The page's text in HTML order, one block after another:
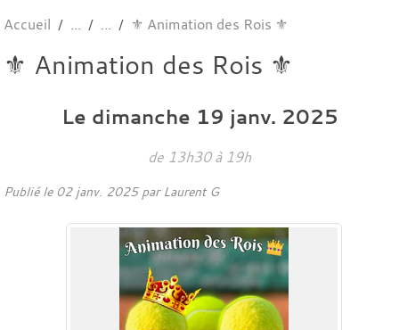
Accueil ️⚜️ Animation des Rois ⚜️
️⚜️ Animation des Rois ⚜️
Le dimanche 19 janv. 2025
de 13h30 à 19h
Publié le 02 janv. 2025par Laurent G